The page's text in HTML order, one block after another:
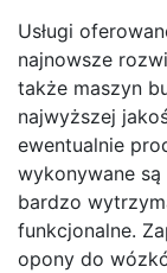
Usługi
najnowsze
także maszyn
najwyższej
ewentualnie
wykonywane
bardzo
funkcjonalne.
opony do